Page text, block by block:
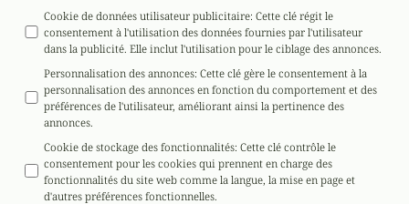
Cookie de données utilisateur publicitaire: Cette clé régit le
consentement à l'utilisation des données fournies par l'utilisateur
dans la publicité. Elle inclut l'utilisation pour le ciblage des annonces.
Personnalisation des annonces: Cette clé gère le consentement à la
personnalisation des annonces en fonction du comportement et des
préférences de l'utilisateur, améliorant ainsi la pertinence des
annonces.
Cookie de stockage des fonctionnalités: Cette clé contrôle le
consentement pour les cookies qui prennent en charge des
fonctionnalités du site web comme la langue, la mise en page et
d'autres préférences fonctionnelles.